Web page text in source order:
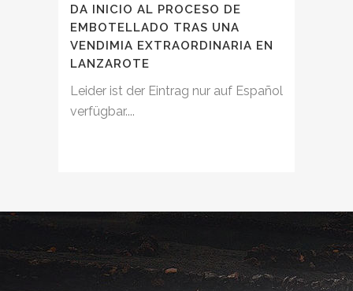
DA INICIO AL PROCESO DE
EMBOTELLADO TRAS UNA
VENDIMIA EXTRAORDINARIA EN
LANZAROTE
Leider ist der Eintrag nur auf Español
verfügbar....